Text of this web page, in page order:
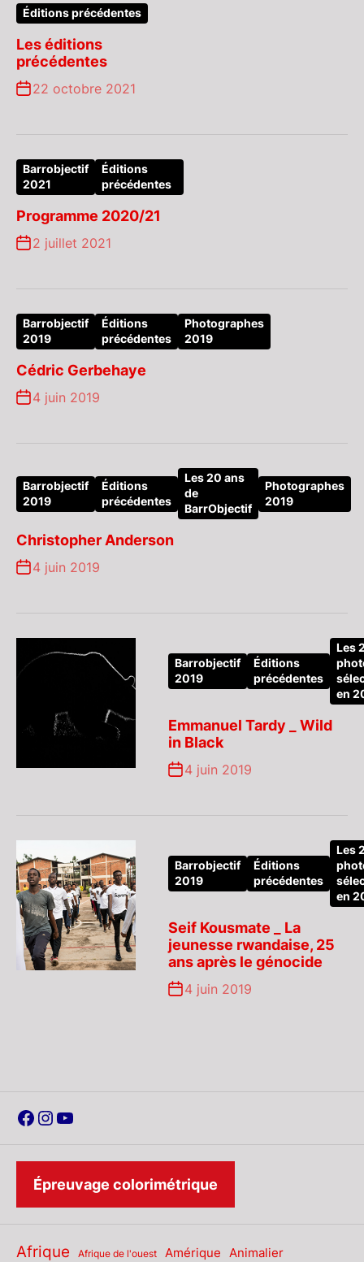
Éditions précédentes
Les éditions
précédentes
22 octobre 2021
Barrobjectif
2021
Éditions
précédentes
Programme 2020/21
2 juillet 2021
Barrobjectif
2019
Éditions
précédentes
Photographes
2019
Cédric Gerbehaye
4 juin 2019
Barrobjectif
2019
Éditions
précédentes
Les 20 ans
de
BarrObjectif
Photographes
2019
Christopher Anderson
4 juin 2019
Barrobjectif
2019
Éditions
précédentes
Les
en
Emmanuel Tardy _ Wild
in Black
4 juin 2019
Barrobjectif
2019
Éditions
précédentes
Les
en
Seif Kousmate _ La
jeunesse rwandaise, 25
ans après le génocide
4 juin 2019
Facebook
Instagram
YouTube
Épreuvage colorimétrique
Afrique Afrique de l'ouest Amérique Animalier